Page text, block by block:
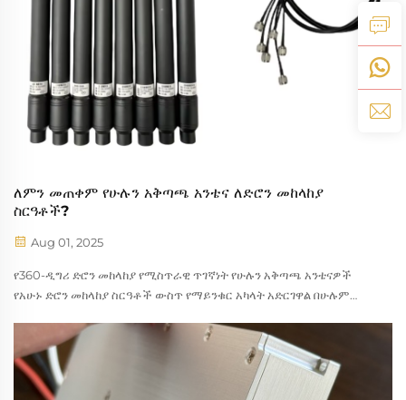
ለምን መጠቀም የሁሉን አቅጣጫ አንቴና ለድሮን መከላከያ
ስርዓቶች?
Aug 01, 2025
የ360-ዲግሪ ድሮን መከላከያ የሚስጥራዊ ጥገኛነት የሁሉን አቅጣጫ አንቴናዎች
የአሁኑ ድሮን መከላከያ ስርዓቶች ውስጥ የማይንቁር አካላት አድርገዋል በሁሉም
ለመከላከል የሚያገለግሉ ናቸው፡፡ የአቅጣጫ አንቴናዎች እንደ ትክክለኛ መምታዎች
ያስፈልጋቸዋል በተቃራኒ፣ የሁሉን አቅጣጫ አንቴና